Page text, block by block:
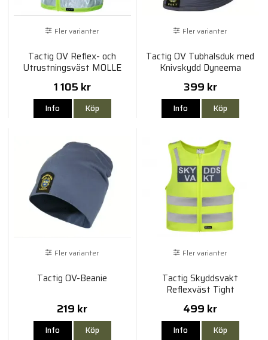
Fler varianter
Tactig OV Reflex- och
Utrustningsväst MOLLE
1 105 kr
Info Köp
Fler varianter
Tactig OV Tubhalsduk med
Knivskydd Dyneema
399 kr
Info Köp
Fler varianter
Tactig OV-Beanie
219 kr
Info Köp
Fler varianter
Tactig Skyddsvakt
Reflexväst Tight
499 kr
Info Köp